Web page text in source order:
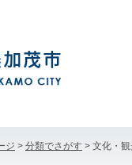
ジ > 分類でさがす > 文化・